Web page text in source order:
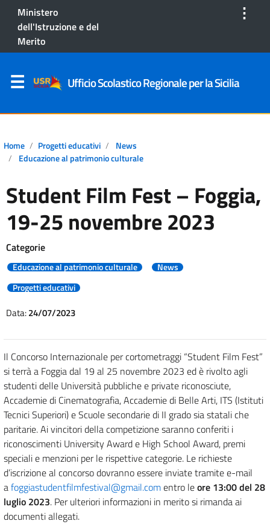
Ministero
dell'Istruzione e del
Merito
⋮
Ufficio Scolastico Regionale per la Sicilia
Home Progetti educativi
News
Educazione al patrimonio culturale
Student Film Fest – Foggia,
19-25 novembre 2023
Categorie
Educazione al patrimonio culturale
News
Progetti educativi
Data:24/07/2023
Il Concorso Internazionale per cortometraggi “Student Film Fest”
si terrà a Foggia dal 19 al 25 novembre 2023 ed è rivolto agli
studenti delle Università pubbliche e private riconosciute,
Accademie di Cinematografia, Accademie di Belle Arti, ITS (Istituti
Tecnici Superiori) e Scuole secondarie di II grado sia statali che
paritarie. Ai vincitori della competizione saranno conferiti i
riconoscimenti University Award e High School Award, premi
speciali e menzioni per le rispettive categorie. Le richieste
d’iscrizione al concorso dovranno essere inviate tramite e-mail
afoggiastudentfilmfestival@gmail.comentro leore 13:00 del 28
luglio 2023. Per ulteriori informazioni in merito si rimanda ai
documenti allegati.